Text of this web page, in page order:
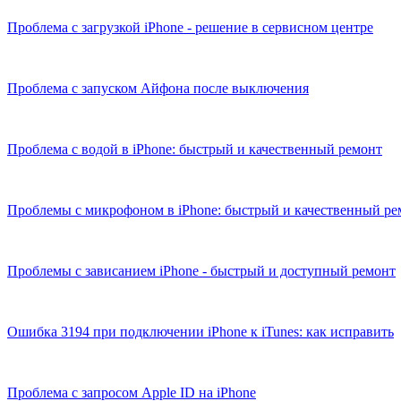
Проблема с загрузкой iPhone - решение в сервисном центре
Проблема с запуском Айфона после выключения
Проблема с водой в iPhone: быстрый и качественный ремонт
Проблемы с микрофоном в iPhone: быстрый и качественный
Проблемы с зависанием iPhone - быстрый и доступный ремонт
Ошибка 3194 при подключении iPhone к iTunes: как исправить
Проблема с запросом Apple ID на iPhone